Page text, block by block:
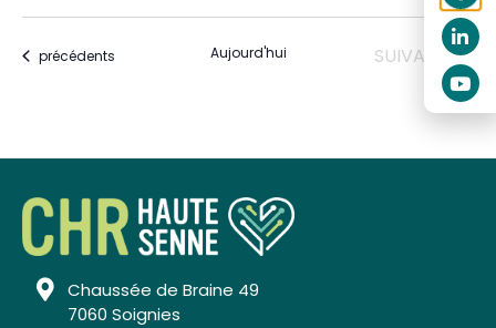
Évènements
précédents Aujourd'hui ÉVÈNEMENTS
SUIVANTS
Chaussée de Braine 49
7060 Soignies